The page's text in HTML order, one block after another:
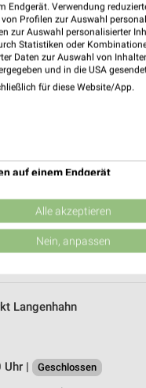
Uhr | Geschlossen
Langenhahn
Uhr |
Geschlossen
Verwendung
Profilen zur Auswahl
zur Auswahl personalisierter
Statistiken oder
Daten zur Auswahl von
und in die USA
für diese Website/App.
auf einem Endgerät
Werbeanzeigen
von Inhalten
Inhalte
Alle akzeptieren
Nein, anpassen